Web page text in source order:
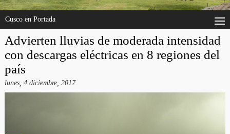
Cusco en Portada
Advierten lluvias de moderada intensidad
con descargas eléctricas en 8 regiones del
país
lunes, 4 diciembre, 2017